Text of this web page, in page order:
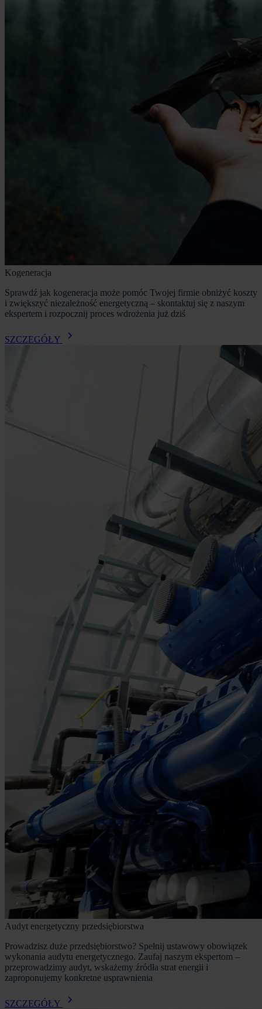
Kogeneracja
Sprawdź jak kogeneracja może pomóc Twojej firmie obniżyć koszty
i zwiększyć niezależność energetyczną – skontaktuj się z naszym
ekspertem i rozpocznij proces wdrożenia już dziś
SZCZEGÓŁY
Audyt energetyczny przedsiębiorstwa
Prowadzisz duże przedsiębiorstwo? Spełnij ustawowy obowiązek
wykonania audytu energetycznego. Zaufaj naszym ekspertom –
przeprowadzimy audyt, wskażemy źródła strat energii i
zaproponujemy konkretne usprawnienia
SZCZEGÓŁY